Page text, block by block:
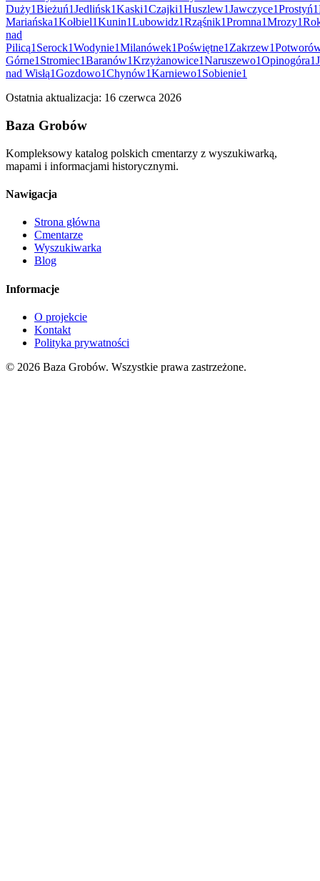
Duży1Bieżuń1Jedlińsk1Kaski1Czajki1Huszlew1Jawczyce1Prostyń1
Mariańska1Kołbiel1Kunin1Lubowidz1Rząśnik1Promna1Mrozy1
nad
Pilicą1 Serock1Wodynie1Milanówek1Poświętne1 Zakrzew1
Górne1 Stromiec1Baranów1Krzyżanowice1Naruszewo1Opinogóra1
nad Wisłą1Gozdowo1Chynów1Karniewo1 Sobienie1
Ostatnia aktualizacja: 16 czerwca 2026
Baza Grobów
Kompleksowy katalog polskich cmentarzy z wyszukiwarką,
mapami i informacjami historycznymi.
Nawigacja
Strona główna
Cmentarze
Wyszukiwarka
Blog
Informacje
O projekcie
Kontakt
Polityka prywatności
© 2026 Baza Grobów. Wszystkie prawa zastrzeżone.